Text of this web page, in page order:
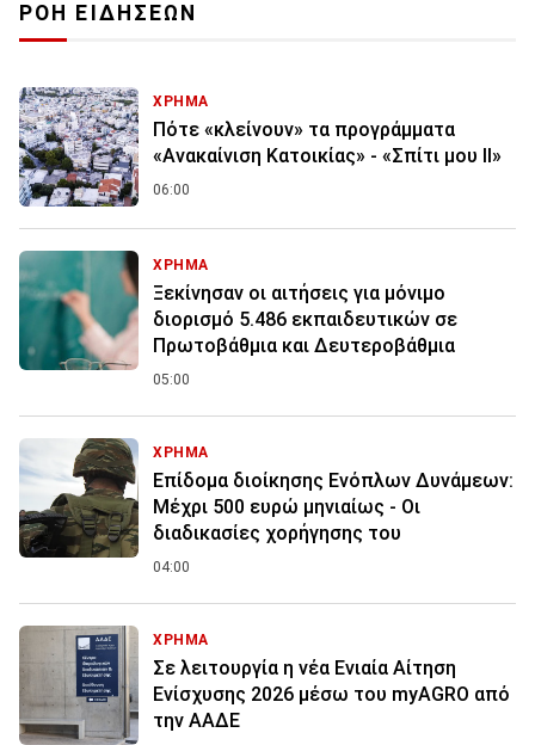
ΡΟΗ ΕΙΔΗΣΕΩΝ
ΧΡΗΜΑ
Πότε «κλείνουν» τα προγράμματα
«Ανακαίνιση Κατοικίας» - «Σπίτι μου ΙΙ»
06:00
ΧΡΗΜΑ
Ξεκίνησαν οι αιτήσεις για μόνιμο
διορισμό 5.486 εκπαιδευτικών σε
Πρωτοβάθμια και Δευτεροβάθμια
05:00
ΧΡΗΜΑ
Επίδομα διοίκησης Ενόπλων Δυνάμεων:
Μέχρι 500 ευρώ μηνιαίως - Οι
διαδικασίες χορήγησης του
04:00
ΧΡΗΜΑ
Σε λειτουργία η νέα Ενιαία Αίτηση
Ενίσχυσης 2026 μέσω του myAGRO από
την ΑΑΔΕ